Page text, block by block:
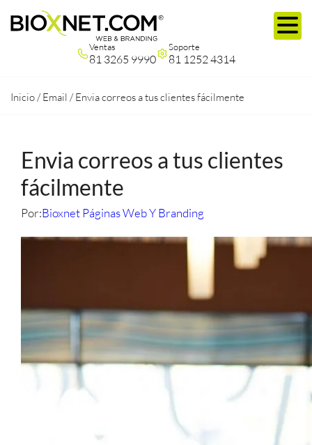
Ventas
81 3265 9990
Soporte
81 1252 4314
Inicio /Email /Envia correos a tus clientes fácilmente
Envia correos a tus clientes
fácilmente
Por:Bioxnet Páginas Web Y Branding